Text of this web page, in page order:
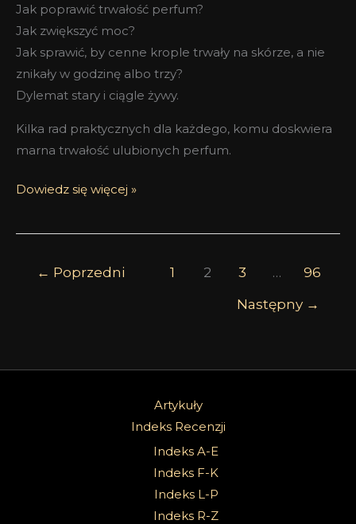
Jak poprawić trwałość perfum?
Jak zwiększyć moc?
Jak sprawić, by cenne krople trwały na skórze, a nie
znikały w godzinę albo trzy?
Dylemat stary i ciągle żywy.
Kilka rad praktycznych dla każdego, komu doskwiera
marna trwałość ulubionych perfum.
Dowiedz się więcej »
← Poprzedni 1 2 3 …
96
Następny →
Artykuły
Indeks Recenzji
Indeks A-E
Indeks F-K
Indeks L-P
Indeks R-Z